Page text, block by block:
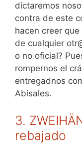
dictaremos
contra de este
hacen creer
de cualquier
o no oficial?
rompernos el
entregadnos
Abisales.
3.
rebajado